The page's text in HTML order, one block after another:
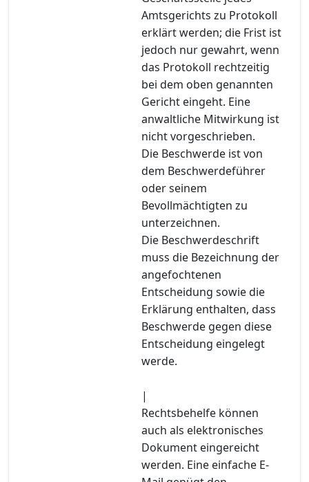
Amtsgerichts zu Protokoll
erklärt werden; die Frist ist
jedoch nur gewahrt, wenn
das Protokoll rechtzeitig
bei dem oben genannten
Gericht eingeht. Eine
anwaltliche Mitwirkung ist
nicht vorgeschrieben.
Die Beschwerde ist von
dem Beschwerdeführer
oder seinem
Bevollmächtigten zu
unterzeichnen.
Die Beschwerdeschrift
muss die Bezeichnung der
angefochtenen
Entscheidung sowie die
Erklärung enthalten, dass
Beschwerde gegen diese
Entscheidung eingelegt
werde.
|
Rechtsbehelfe können
auch als elektronisches
Dokument eingereicht
werden. Eine einfache E-